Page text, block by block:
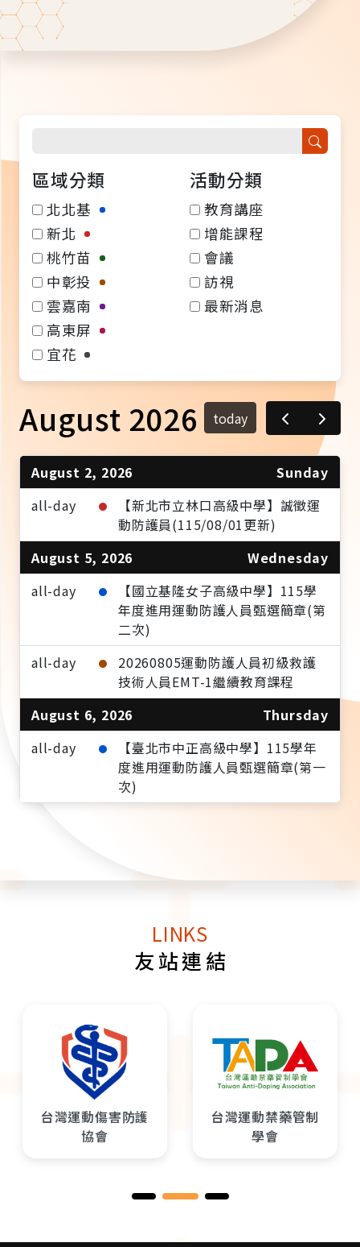
區域分類
北北基
新北
桃竹苗
中彰投
雲嘉南
高東屏
宜花
活動分類
教育講座
增能課程
會議
訪視
最新消息
August 2026 today
August 2, 2026
Sunday
all-day
【新北市立林口高級中學】誠徵運
動防護員(115/08/01更新)
August 5, 2026
Wednesday
all-day
【國立基隆女子高級中學】115學
年度進用運動防護人員甄選簡章(第
二次)
all-day
20260805運動防護人員初級救護
技術人員EMT-1繼續教育課程
August 6, 2026
Thursday
all-day
【臺北市中正高級中學】115學年
度進用運動防護人員甄選簡章(第一
次)
LINKS
友站連結
台灣運動傷害防護
協會
台灣運動禁藥管制
學會